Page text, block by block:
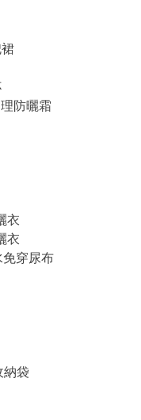
防曬霜
衣
衣
穿尿布
袋